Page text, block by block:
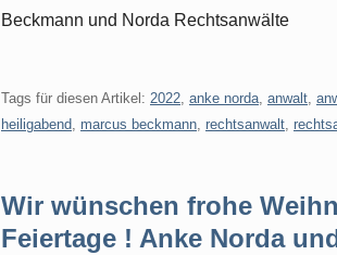
Beckmann und Norda Rechtsanwälte
Tags für diesen Artikel: 2022, anke norda, anwalt,
heiligabend, marcus beckmann, rechtsanwalt,
Wir wünschen frohe
Feiertage ! Anke Norda